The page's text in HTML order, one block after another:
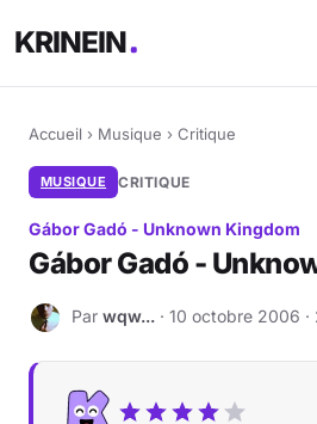
KRINEIN
Accueil › Musique › Critique
MUSIQUE CRITIQUE
Gábor Gadó - Unknown Kingdom
Gábor Gadó -
W Par wqw... · 10 octobre 2006